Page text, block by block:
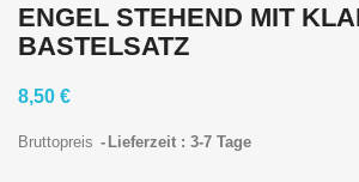
ENGEL STEHEND MIT
BASTELSATZ
8,50 €
Bruttopreis Lieferzeit : 3-7 Tage